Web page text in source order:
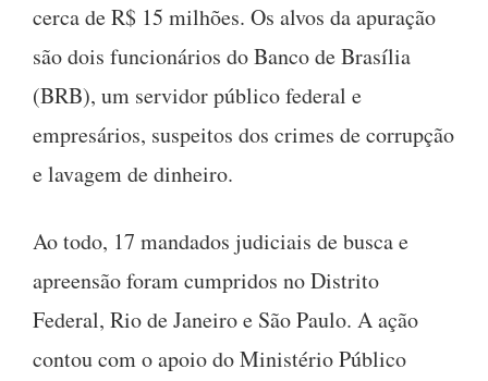
cerca de R$ 15 milhões. Os alvos da apuração
são dois funcionários do Banco de Brasília
(BRB), um servidor público federal e
empresários, suspeitos dos crimes de corrupção
e lavagem de dinheiro.
Ao todo, 17 mandados judiciais de busca e
apreensão foram cumpridos no Distrito
Federal, Rio de Janeiro e São Paulo. A ação
contou com o apoio do Ministério Público